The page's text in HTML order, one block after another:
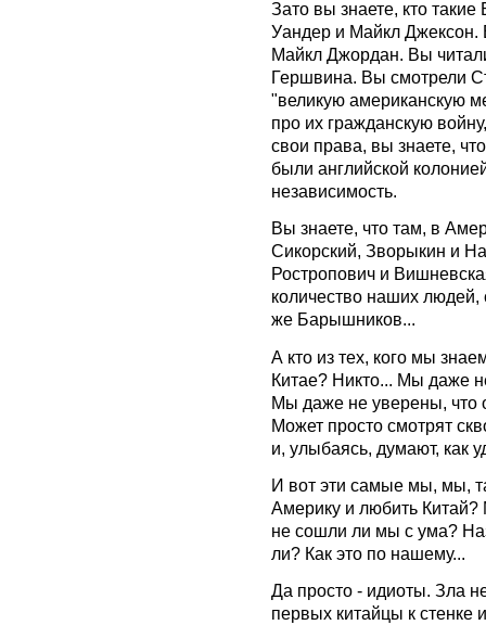
Зато вы знаете, кто
Уандер и Майкл Джексон.
Майкл Джордан. Вы
Гершвина. Вы смотрели
"великую американскую
про их гражданскую
свои права, вы знаете,
были английской
независимость.
Вы знаете, что там, в
Сикорский, Зворыкин и
Ростропович и
количество наших
же Барышников...
А кто из тех, кого мы
Китае? Никто... Мы даже
Мы даже не уверены, что
Может просто смотрят
и, улыбаясь, думают, как
И вот эти самые мы, мы,
Америку и любить Китай?
не сошли ли мы с ума?
ли? Как это по нашему...
Да просто - идиоты. Зла
первых китайцы к стенке